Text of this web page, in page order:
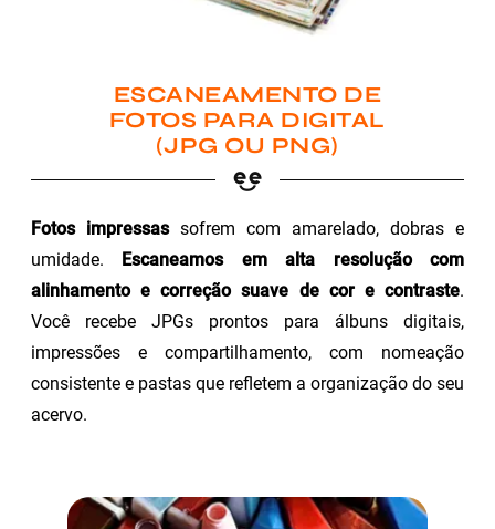
ESCANEAMENTO DE
FOTOS PARA DIGITAL
(JPG OU PNG)
Fotos impressassofrem com amarelado, dobras e
umidade. Escaneamos em alta resolução com
alinhamento e correção suave de cor e contraste.
Você recebe JPGs prontos para álbuns digitais,
impressões e compartilhamento, com nomeação
consistente e pastas que refletem a organização do seu
acervo.